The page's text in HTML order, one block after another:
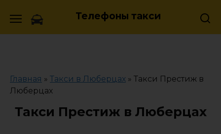
Телефоны такси
Главная » Такси в Люберцах » Такси Престиж в
Люберцах
Такси Престиж в Люберцах